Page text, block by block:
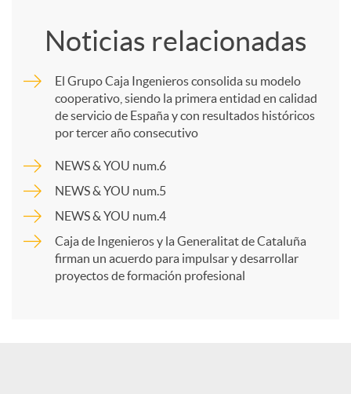
a
r
Noticias relacionadas
El Grupo Caja Ingenieros consolida su modelo
cooperativo, siendo la primera entidad en calidad
de servicio de España y con resultados históricos
por tercer año consecutivo
NEWS & YOU num.6
NEWS & YOU num.5
NEWS & YOU num.4
Caja de Ingenieros y la Generalitat de Cataluña
firman un acuerdo para impulsar y desarrollar
proyectos de formación profesional